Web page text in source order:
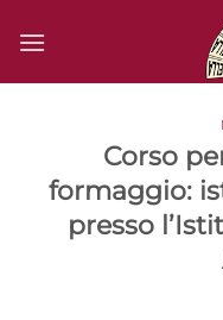
Corso
formaggio:
presso